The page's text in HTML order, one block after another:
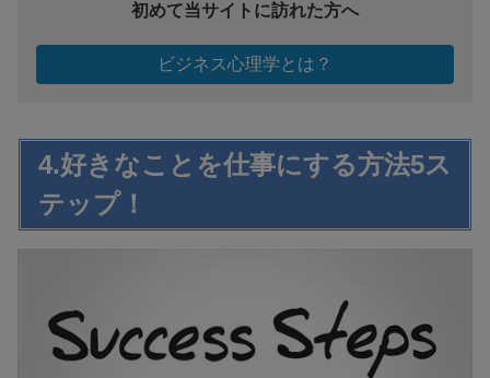
初めて当サイトに訪れた方へ
ビジネス心理学とは？
4.好きなことを仕事にする方法5ス
テップ！